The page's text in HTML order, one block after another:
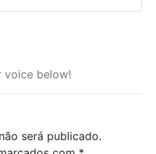
voice below!
será publicado.